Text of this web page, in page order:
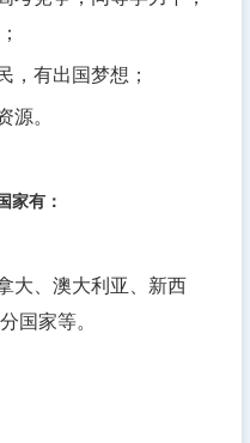
，有出国梦想；
源。
家有：
大、澳大利亚、新西
国家等。